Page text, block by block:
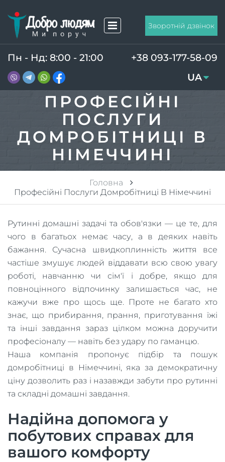
Зворотній дзвінок
Пн - Нд: 8:00 - 21:00
+38 093-177-58-09
UA
RU
ПРОФЕСІЙНІ
ПОСЛУГИ
ДОМРОБІТНИЦІ В
НІМЕЧЧИНІ
Головна
Професійні Послуги Домробітниці В Німеччині
Рутинні домашні задачі та обов'язки — це те, для
чого в багатьох немає часу, а в деяких навіть
бажання. Сучасна швидкоплинність життя все
частіше змушує людей віддавати всю свою увагу
роботі, навчанню чи сім'ї і добре, якщо для
повноцінного відпочинку залишається час, не
кажучи вже про щось ще. Проте не багато хто
знає, що прибирання, прання, приготування їжі
та інші завдання зараз цілком можна доручити
професіоналу — навіть без удару по гаманцю.
Наша компанія пропонує підбір та пошук
домробітниці в Німеччині, яка за демократичну
ціну дозволить раз і назавжди забути про рутинні
та складні домашні завдання.
Надійна допомога у
побутових справах для
вашого комфорту